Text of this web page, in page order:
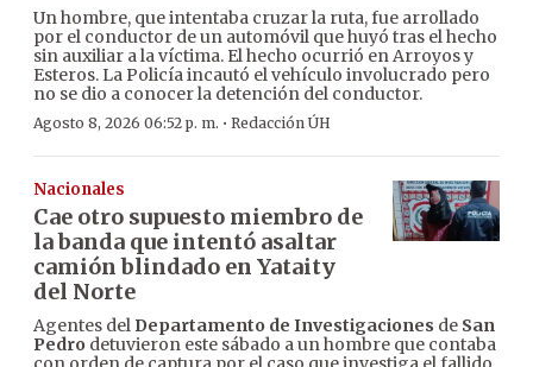
Un hombre, que intentaba cruzar la ruta, fue arrollado
por el conductor de un automóvil que huyó tras el hecho
sin auxiliar a la víctima. El hecho ocurrió en Arroyos y
Esteros. La Policía incautó el vehículo involucrado pero
no se dio a conocer la detención del conductor.
Agosto 8, 2026 06:52 p. m. · Redacción ÚH
Nacionales
Cae otro supuesto miembro de
la banda que intentó asaltar
camión blindado en Yataity
del Norte
Agentes del Departamento de Investigaciones de San
Pedro detuvieron este sábado a un hombre que contaba